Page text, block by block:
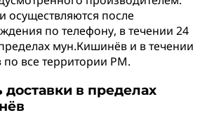
осуществляются после
по телефону, в течении 24
мун.Кишинёв и в течении
по все территории РМ.
доставки в пределах